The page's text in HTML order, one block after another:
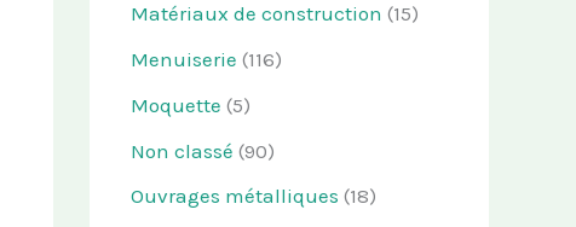
Matériaux de construction (15)
Menuiserie (116)
Moquette (5)
Non classé (90)
Ouvrages métalliques (18)